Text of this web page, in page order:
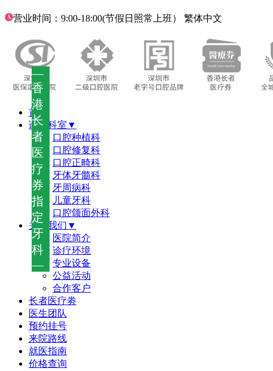
—
香
港
长
者
医
疗
券
指
定
牙
科
—
营业时间：9:00-18:00(节假日照常上班） 繁体中文
首页
诊疗科室▼
口腔种植科
口腔修复科
口腔正畸科
牙体牙髓科
牙周病科
儿童牙科
口腔颌面外科
关于我们▼
医院简介
诊疗环境
专业设备
公益活动
合作客户
长者医疗劵
医生团队
预约挂号
来院路线
就医指南
价格查询